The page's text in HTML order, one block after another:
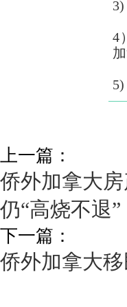
4
上一篇：
侨外加拿大
仍“高烧不退”
下一篇：
侨外加拿大